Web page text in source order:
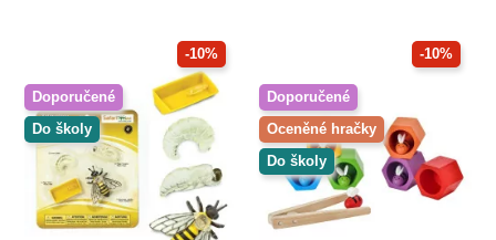
-10%
Doporučené
Do školy
-10%
Doporučené
Oceněné hračky
Do školy